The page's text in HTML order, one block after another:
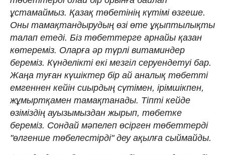
ұстамаймыз. Қазақ төбетінің күтімі өзгеше.
Оны тамақтандырудың өзі өте ұқыптылықты
талап етеді. Біз төбеттерге арнайы қазан
көтереміз. Оларға әр түрлі витаминдер
береміз. Күнделікті екі мезгіл серуендетуі бар.
Жаңа туған күшіктер бір ай аналық төбетті
емгеннен кейін сиырдың сүтімен, ірімшікпен,
жұмыртқамен тамақтанады. Тіпті кейде
өзіміздің ауызымыздан жырып, төбетке
береміз. Сондай мәпелеп өсірген төбеттерді
"өлгенше төбелестірді" деу ақылға сыймайды.